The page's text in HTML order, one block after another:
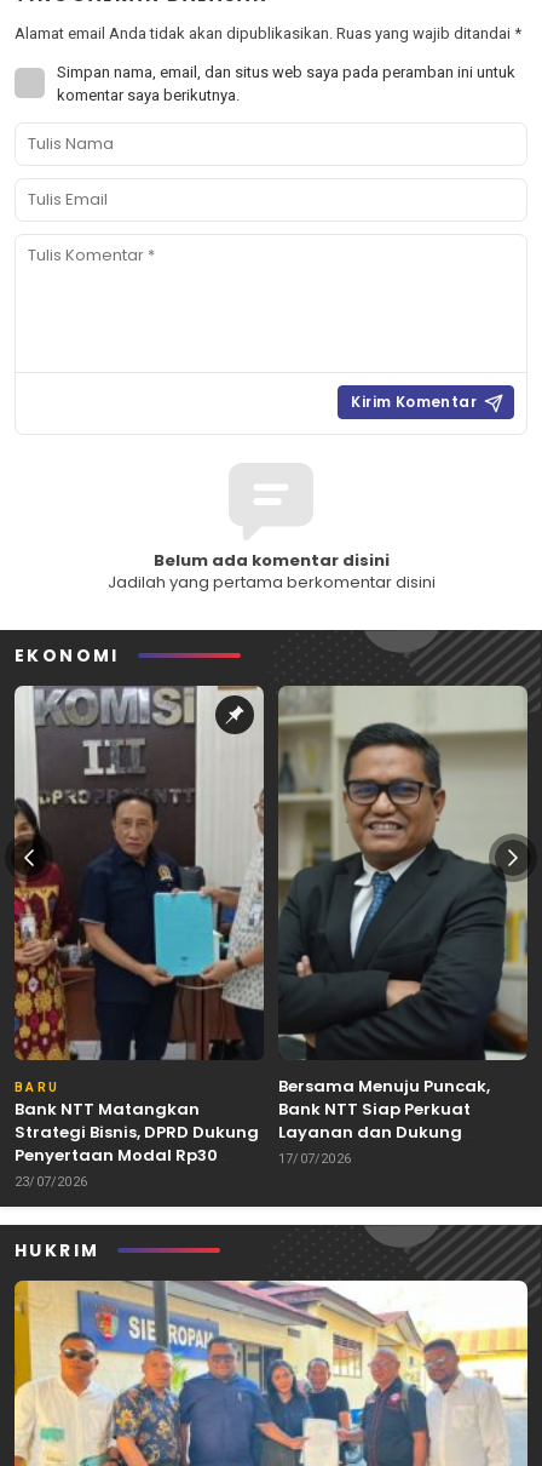
Alamat email Anda tidak akan dipublikasikan. Ruas yang wajib ditandai *
Simpan nama, email, dan situs web saya pada peramban ini untuk
komentar saya berikutnya.
Belum ada komentar disini
Jadilah yang pertama berkomentar disini
EKONOMI
BARU
Bank NTT Matangkan
Strategi Bisnis, DPRD Dukung
Penyertaan Modal Rp30
Miliar
23/07/2026
Bersama Menuju Puncak,
Bank NTT Siap Perkuat
Layanan dan Dukung
Pertumbuhan Ekonomi NTT
17/07/2026
HUKRIM